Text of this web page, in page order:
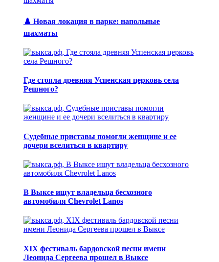
♟️ Новая локация в парке: напольные
шахматы
Где стояла древняя Успенская церковь села
Решного?
Судебные приставы помогли женщине и ее
дочери вселиться в квартиру
В Выксе ищут владельца бесхозного
автомобиля Chevrolet Lanos
XIX фестиваль бардовской песни имени
Леонида Сергеева прошел в Выксе